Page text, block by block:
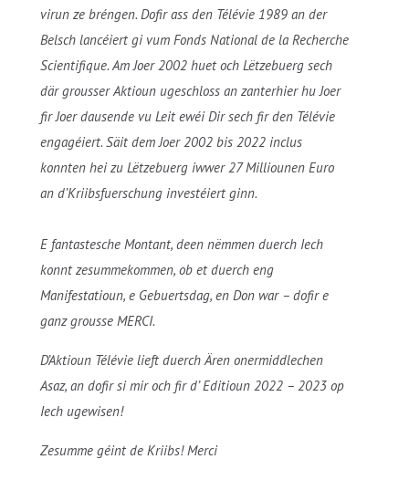
virun ze bréngen. Dofir ass den Télévie 1989 an der
Belsch lancéiert gi vum Fonds National de la Recherche
Scientifique. Am Joer 2002 huet och Lëtzebuerg sech
där grousser Aktioun ugeschloss an zanterhier hu Joer
fir Joer dausende vu Leit ewéi Dir sech fir den Télévie
engagéiert. Säit dem Joer 2002 bis 2022 inclus
konnten hei zu Lëtzebuerg iwwer 27 Milliounen Euro
an d’Kriibsfuerschung investéiert ginn.
E fantastesche Montant, deen nëmmen duerch Iech
konnt zesummekommen, ob et duerch eng
Manifestatioun, e Gebuertsdag, en Don war – dofir e
ganz grousse MERCI.
D’Aktioun Télévie lieft duerch Ären onermiddlechen
Asaz, an dofir si mir och fir d’ Editioun 2022 – 2023 op
Iech ugewisen!
Zesumme géint de Kriibs! Merci